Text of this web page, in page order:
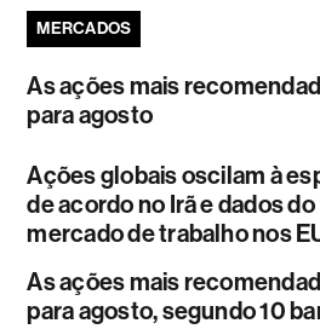
MERCADOS
As ações mais
para agosto
Ações globais oscilam à
de acordo no Irã e dados do
mercado de trabalho nos
As ações mais
para agosto, segundo 10